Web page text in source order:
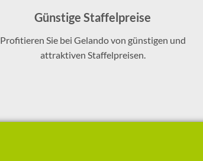
Günstige Staffelpreise
Profitieren Sie bei Gelando von günstigen und
attraktiven Staffelpreisen.